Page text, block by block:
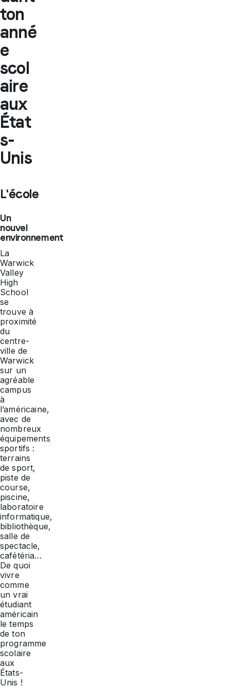
ton
anné
e
scol
aire
aux
État
s-
Unis
L'école
Un
nouvel
environnement
La
Warwick
Valley
High
School
se
trouve à
proximité
du
centre-
ville de
Warwick
sur un
agréable
campus
à
l’américaine,
avec de
nombreux
équipements
sportifs :
terrains
de sport,
piste de
course,
piscine,
laboratoire
informatique,
bibliothèque,
salle de
spectacle,
cafétéria…
De quoi
vivre
comme
un vrai
étudiant
américain
le temps
de ton
programme
scolaire
aux
États-
Unis !